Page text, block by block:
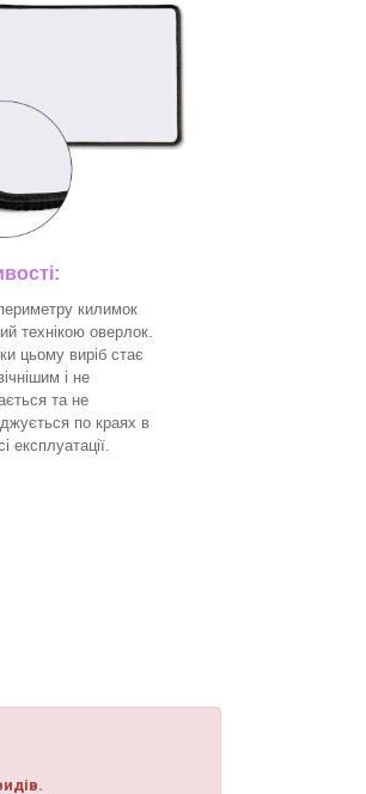
килимок
технікою оверлок.
цьому виріб стає
і не
та не
по краях в
експлуатації.